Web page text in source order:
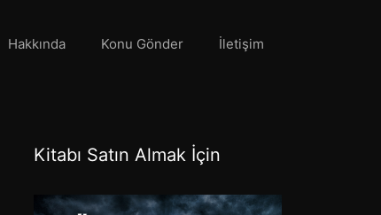
Hakkında Konu Gönder İletişim
Kitabı Satın Almak İçin